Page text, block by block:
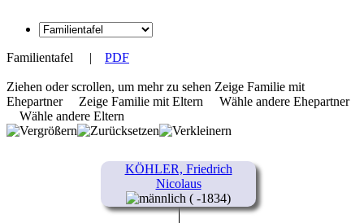
Familientafel | PDF
Ziehen oder scrollen, um mehr zu sehen Zeige Familie mit
Ehepartner
Zeige Familie mit Eltern
Wähle andere Ehepartner
Wähle andere Eltern
KÖHLER, Friedrich
Nicolaus
( -1834)